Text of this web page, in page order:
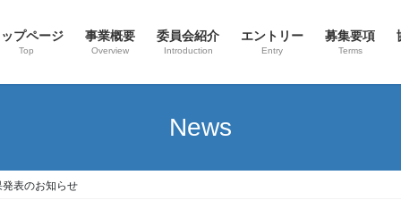
プページ
Top
事業概要
Overview
委員会紹介
Introduction
エントリー
Entry
募集要項
Terms
News
表のお知らせ